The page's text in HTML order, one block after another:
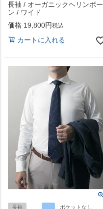
長袖 / オーガニックヘリンボー
ン / ワイド
価格 19,800 税込
カートに入れる
長袖
ポケットなし